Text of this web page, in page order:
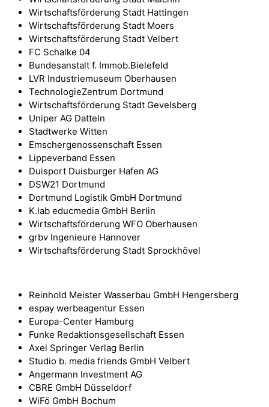
Wirtschaftsförderung Stadt Hattingen
Wirtschaftsförderung Stadt Moers
Wirtschaftsförderung Stadt Velbert
FC Schalke 04
Bundesanstalt f. Immob.Bielefeld
LVR Industriemuseum Oberhausen
TechnologieZentrum Dortmund
Wirtschaftsförderung Stadt Gevelsberg
Uniper AG Datteln
Stadtwerke Witten
Emschergenossenschaft Essen
Lippeverband Essen
Duisport Duisburger Hafen AG
DSW21 Dortmund
Dortmund Logistik GmbH Dortmund
K.lab educmedia GmbH Berlin
Wirtschaftsförderung WFO Oberhausen
grbv Ingenieure Hannover
Wirtschaftsförderung Stadt Sprockhövel
Reinhold Meister Wasserbau GmbH Hengersberg
espay werbeagentur Essen
Europa-Center Hamburg
Funke Redaktionsgesellschaft Essen
Axel Springer Verlag Berlin
Studio b. media friends GmbH Velbert
Angermann Investment AG
CBRE GmbH Düsseldorf
WiFö GmbH Bochum